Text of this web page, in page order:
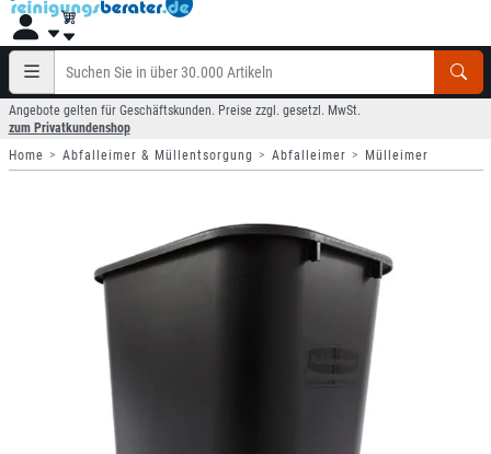
Angebote gelten für Geschäftskunden. Preise zzgl. gesetzl. MwSt.
zum Privatkundenshop
Home
Abfalleimer & Müllentsorgung Abfalleimer Mülleimer